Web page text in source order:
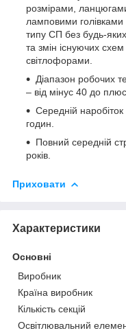
розмірами,
ламповими голівками
типу СП без будь-
та змін існуючих схем
світлофорами.
Діапазон робочих
– від мінус 40 до
Середній
годин.
Повний середній
років.
Приховати
Характеристики
Основні
Виробник
Країна виробник
Кількість секцій
Освітлювальний